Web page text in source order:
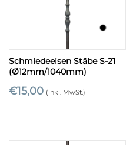
Schmiedeeisen Stäbe S-21
(Ø12mm/1040mm)
€15,00 (inkl. MwSt.)